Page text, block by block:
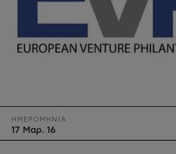
ΗΜΕΡΟΜΗΝΙΑ
17 Μαρ. 16